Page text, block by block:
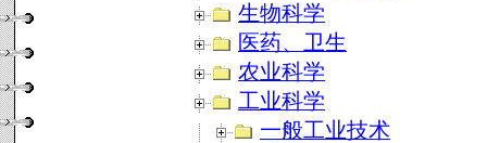
生物科学
医药、卫生
农业科学
工业科学
一般工业技术